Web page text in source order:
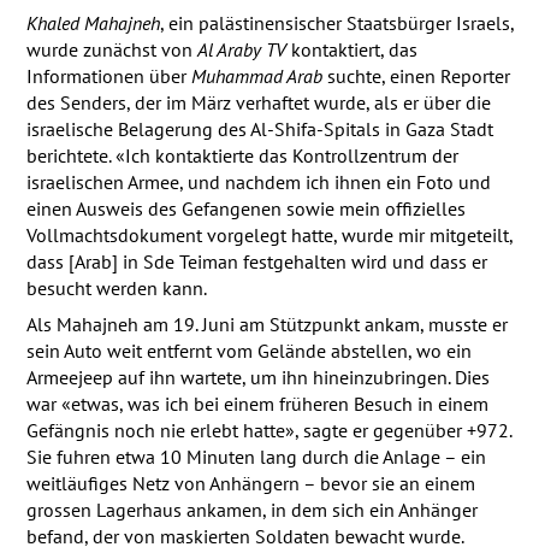
Khaled Mahajneh, ein palästinensischer Staatsbürger Israels,
wurde zunächst von Al Araby TVkontaktiert, das
Informationen über Muhammad Arabsuchte, einen Reporter
des Senders, der im März verhaftet wurde, als er über die
israelische Belagerung des Al-Shifa-Spitals in Gaza Stadt
berichtete. «Ich kontaktierte das Kontrollzentrum der
israelischen Armee, und nachdem ich ihnen ein Foto und
einen Ausweis des Gefangenen sowie mein offizielles
Vollmachtsdokument vorgelegt hatte, wurde mir mitgeteilt,
dass [Arab] in Sde Teiman festgehalten wird und dass er
besucht werden kann.
Als Mahajneh am 19. Juni am Stützpunkt ankam, musste er
sein Auto weit entfernt vom Gelände abstellen, wo ein
Armeejeep auf ihn wartete, um ihn hineinzubringen. Dies
war «etwas, was ich bei einem früheren Besuch in einem
Gefängnis noch nie erlebt hatte», sagte er gegenüber +972.
Sie fuhren etwa 10 Minuten lang durch die Anlage – ein
weitläufiges Netz von Anhängern – bevor sie an einem
grossen Lagerhaus ankamen, in dem sich ein Anhänger
befand, der von maskierten Soldaten bewacht wurde.